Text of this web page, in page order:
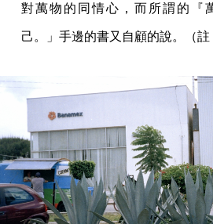
對萬物的同情心，而所謂的『
己。」手邊的書又自顧的說。（註